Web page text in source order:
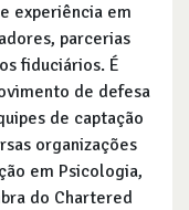
experiência em
parcerias
fiduciários. É
de defesa
de captação
organizações
em Psicologia,
do Chartered